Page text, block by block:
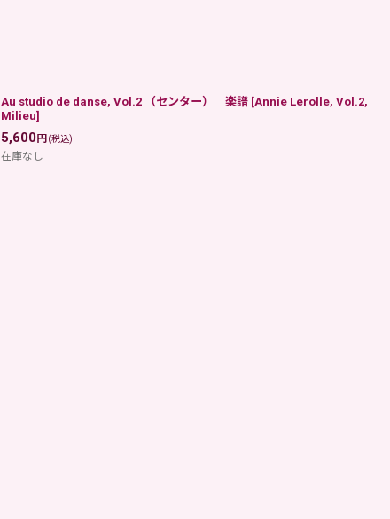
Au studio de danse, Vol.2 （センター） 楽譜 [Annie Lerolle, Vol.2,
Milieu]
5,600円(税込)
在庫なし